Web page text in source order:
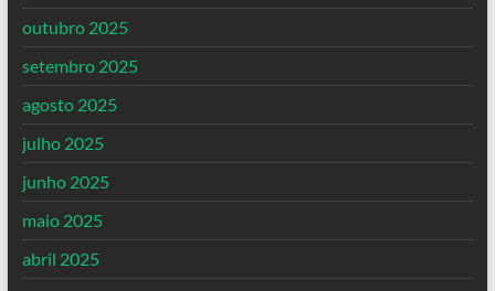
outubro 2025
setembro 2025
agosto 2025
julho 2025
junho 2025
maio 2025
abril 2025